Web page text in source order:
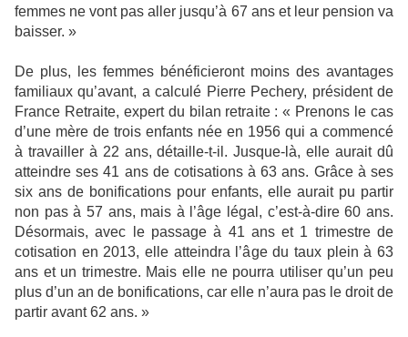
femmes ne vont pas aller jusqu’à 67 ans et leur pension va
baisser. »
De plus, les femmes bénéficieront moins des avantages
familiaux qu’avant, a calculé Pierre Pechery, président de
France Retraite, expert du bilan retraite : « Prenons le cas
d’une mère de trois enfants née en 1956 qui a commencé
à travailler à 22 ans, détaille-t-il. Jusque-là, elle aurait dû
atteindre ses 41 ans de cotisations à 63 ans. Grâce à ses
six ans de bonifications pour enfants, elle aurait pu partir
non pas à 57 ans, mais à l’âge légal, c’est-à-dire 60 ans.
Désormais, avec le passage à 41 ans et 1 trimestre de
cotisation en 2013, elle atteindra l’âge du taux plein à 63
ans et un trimestre. Mais elle ne pourra utiliser qu’un peu
plus d’un an de bonifications, car elle n’aura pas le droit de
partir avant 62 ans. »